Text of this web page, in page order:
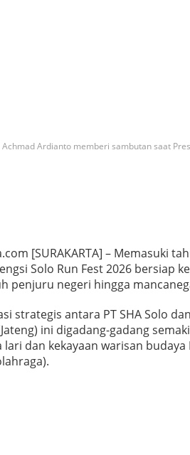
Ardianto memberi sambutan saat
[SURAKARTA] – Memasuki
Solo Run Fest 2026 bersiap
penjuru negeri hingga
strategis antara PT SHA Solo
ini digadang-gadang
lari dan kekayaan warisan